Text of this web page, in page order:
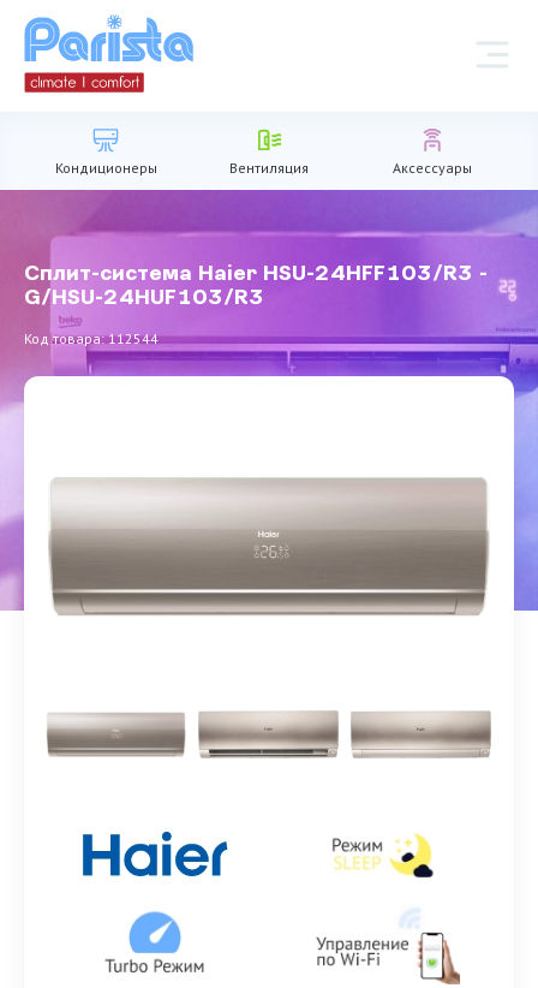
Кондиционеры Вентиляция Аксессуары
Сплит-система Haier HSU-24HFF103/R3 -
G/HSU-24HUF103/R3
Код товара: 112544